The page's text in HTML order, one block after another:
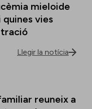
mieloide
quines vies
Llegir la notícia
reuneix a